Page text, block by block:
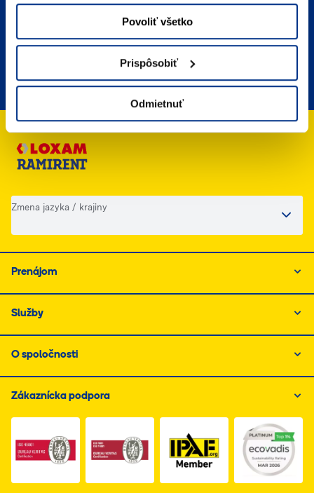
Povoliť všetko
Prispôsobiť
Odmietnuť
Zmena jazyka / krajiny
Prenájom
Služby
O spoločnosti
Zákaznícka podpora
Link do dokumentu PDF z certyfikatem ISO 1, otwiera
Link do dokumentu PDF z certyfikatem
Link do dokumentu